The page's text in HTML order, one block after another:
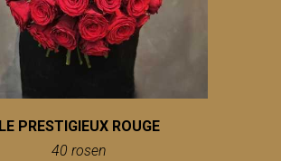
LE PRESTIGIEUX ROUGE
40 rosen